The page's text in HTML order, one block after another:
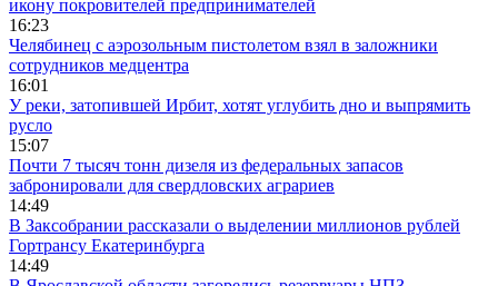
икону покровителей предпринимателей
16:23
Челябинец с аэрозольным пистолетом взял в заложники
сотрудников медцентра
16:01
У реки, затопившей Ирбит, хотят углубить дно и выпрямить
русло
15:07
Почти 7 тысяч тонн дизеля из федеральных запасов
забронировали для свердловских аграриев
14:49
В Заксобрании рассказали о выделении миллионов рублей
Гортрансу Екатеринбурга
14:49